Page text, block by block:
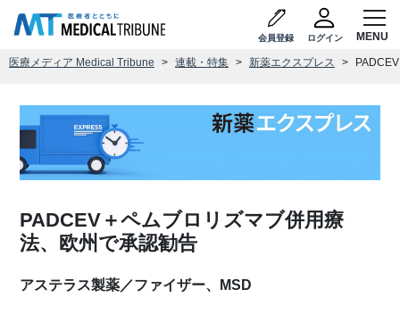
会員登録 ログイン
医療メディア Medical Tribune 連載・特集 新薬エクスプレス
PADCEV＋ペムブロリズマブ併用療
法、欧州で承認勧告
アステラス製薬／ファイザー、MSD